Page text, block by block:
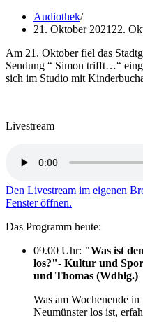
Audiothek
21. Oktober 2021 22.
Am 21. Oktober fiel das
Sendung “ Simon trifft…“
sich im Studio mit
Livestream
Den Livestream im eigenen
Fenster öffnen.
Das Programm heute:
09.00 Uhr: "Was ist
los?"- Kultur und
und Thomas (Wdhlg.)
Was am Wochenende in
Neumünster los ist,